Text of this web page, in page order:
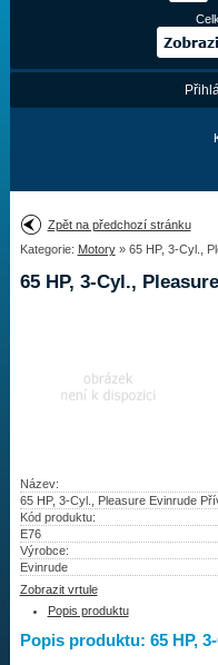
Provedení:
Výrobce:
Najít vrtuli
Vrtule
Redukční pouzdra XHS
Kontakty
Aktuality
Zpět na předchozí stránku
Kategorie: Motory» 65 HP, 3-Cyl.,
65 HP, 3-Cyl.,
Název:
65 HP, 3-Cyl., Pleasure Evinrude
Kód produktu:
E76
Výrobce:
Evinrude
Zobrazit vrtule
Popis produktu
Popis produktu: 65 HP,